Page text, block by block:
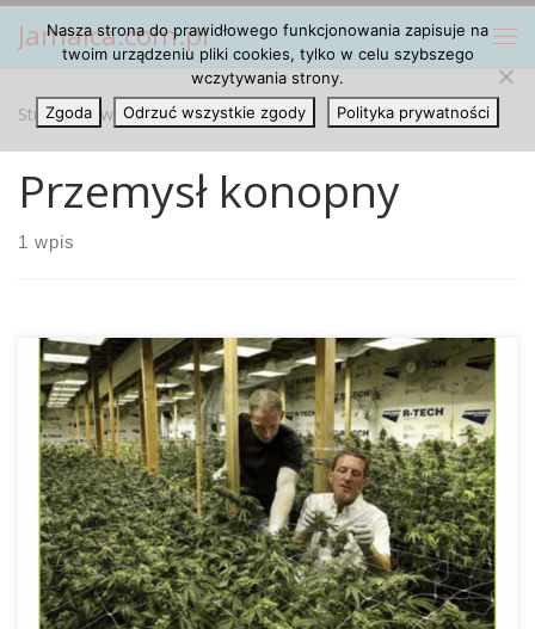
Przejdź do treści
Jamaica.com.pl
Strona główna » Przemysł konopny
Przemysł konopny
1 wpis
Wcale nie trzeba tak dokładnie się przyglądać kampanii
legalizującej konopie w Stanach Zjednoczonych, aby
dostrzec, jak ważną rolę odgrywają tam oczekiwane zyski.
„Miliony dolarów z podatków cannabisowych, które
nakręcają całą gospodarkę i tworzą nowe miejsca pracy.” –
już podczas kampanii w Colorado można było to usłyszeć i,
co najlepsze, to […]
Nasza strona do prawidłowego funkcjonowania zapisuje na
twoim urządzeniu pliki cookies, tylko w celu szybszego
wczytywania strony.
Zgoda
Odrzuć wszystkie zgody Polityka prywatności